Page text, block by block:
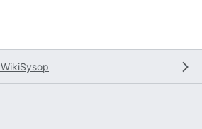
WikiSysop